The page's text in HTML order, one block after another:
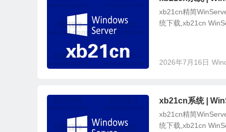
xb21cn精简
统下载,xb21cn
2026年7月16日
xb21cn系统 |
xb21cn精简
统下载,xb21cn